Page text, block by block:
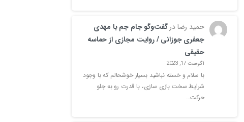
حمید رضادرگفت‌وگو جام جم با مهدی
جعفری جوزانی / روایت‌ مجازی از حماسه‌
حقیقی
آگوست 17, 2023
با سلام و خسته نباشید بسیار خوشحالم که با وجود
شرایط سخت بازی سازی، با قدرت رو به جلو
حرکت…